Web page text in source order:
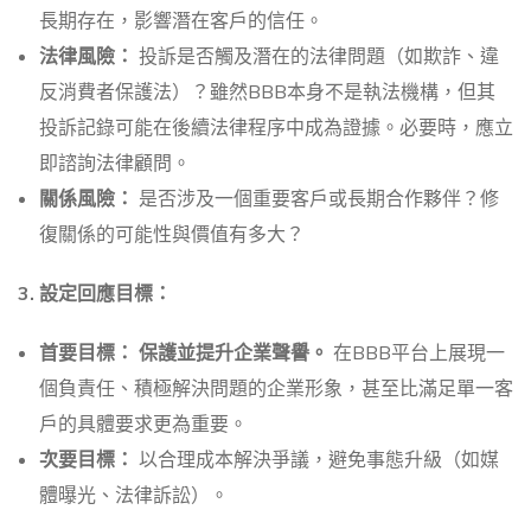
長期存在，影響潛在客戶的信任。
法律風險： 投訴是否觸及潛在的法律問題（如欺詐、違
反消費者保護法）？雖然BBB本身不是執法機構，但其
投訴記錄可能在後續法律程序中成為證據。必要時，應立
即諮詢法律顧問。
關係風險： 是否涉及一個重要客戶或長期合作夥伴？修
復關係的可能性與價值有多大？
3. 設定回應目標：
首要目標： 保護並提升企業聲譽。 在BBB平台上展現一
個負責任、積極解決問題的企業形象，甚至比滿足單一客
戶的具體要求更為重要。
次要目標： 以合理成本解決爭議，避免事態升級（如媒
體曝光、法律訴訟）。